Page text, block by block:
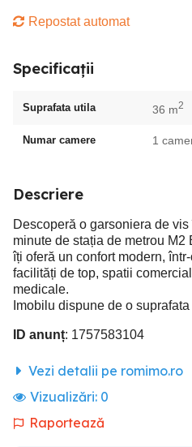
Repostat automat
Specificații
Suprafata utila 36 m2
Numar camere 1
Descriere
Descoperă o garsoniera de
minute de stația de metrou M2
îți oferă un confort modern,
facilități de top, spatii
medicale.
Imobilu dispune de o
ID anunț: 1757583104
Vezi detalii pe romimo.ro
Vizualizări: 0
Raportează